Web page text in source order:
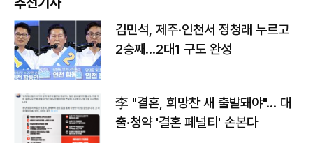
김민석, 제주·인천서 정청래 누르고
2승째…2대1 구도 완성
李 "결혼, 희망찬 새 출발돼야"… 대
출·청약 '결혼 페널티' 손본다